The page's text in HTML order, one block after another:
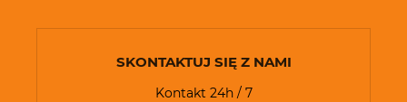
SKONTAKTUJ SIĘ Z NAMI
Kontakt 24h / 7